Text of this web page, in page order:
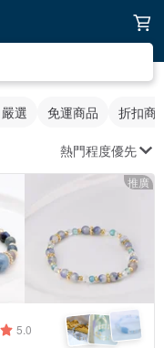
選 免運商品 折扣商
熱門程度優先
推廣
5.0